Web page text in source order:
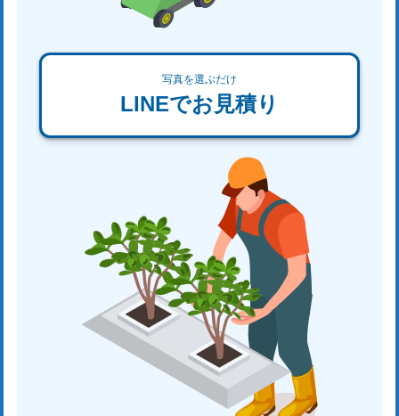
写真を選ぶだけ
LINEでお見積り